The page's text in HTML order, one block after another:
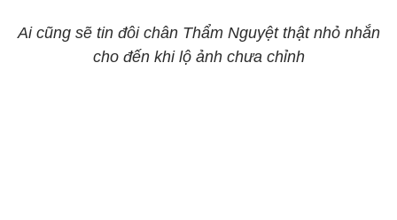
Ai cũng sẽ tin đôi chân Thẩm Nguyệt thật nhỏ nhắn
cho đến khi lộ ảnh chưa chỉnh